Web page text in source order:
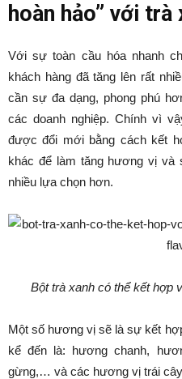
hoàn hảo” với trà
Với sự toàn cầu hóa nhanh
khách hàng đã tăng lên rất
cần sự đa dạng, phong phú
các doanh nghiệp. Chính vì
được đổi mới bằng cách kết
khác để làm tăng hương vị và
nhiều lựa chọn hơn.
Bột trà xanh có thể kết hợp
Một số hương vị sẽ là sự kết
kể đến là: hương chanh,
gừng,… và các hương vị trái